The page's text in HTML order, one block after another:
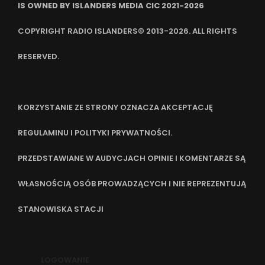
IS OWNED BY ISLANDERS MEDIA CIC 2021-2026
COPYRIGHT RADIO ISLANDERS© 2013-2026. ALL RIGHTS
RESERVED.
KORZYSTANIE ZE STRONY OZNACZA AKCEPTACJĘ
REGULAMINU I POLITYKI PRYWATNOŚCI.
PRZEDSTAWIANE W AUDYCJACH OPINIE I KOMENTARZE SĄ
WŁASNOŚCIĄ OSÓB PROWADZĄCYCH I NIE REPREZENTUJĄ
STANOWISKA STACJI